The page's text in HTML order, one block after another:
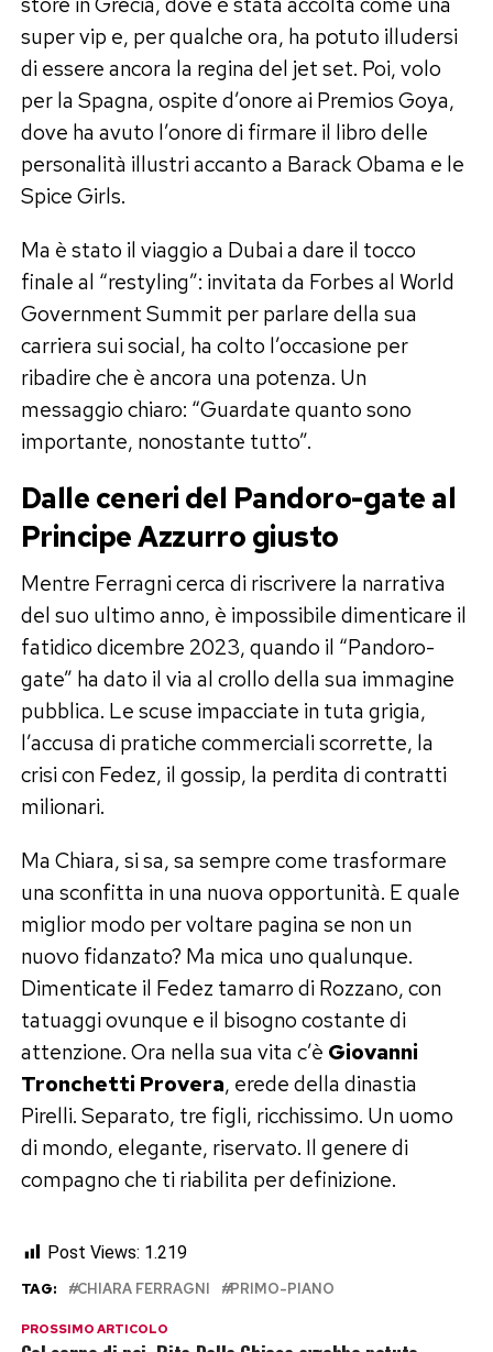
super vip e, per qualche ora, ha potuto illudersi
di essere ancora la regina del jet set. Poi, volo
per la Spagna, ospite d’onore ai Premios Goya,
dove ha avuto l’onore di firmare il libro delle
personalità illustri accanto a Barack Obama e le
Spice Girls.
Ma è stato il viaggio a Dubai a dare il tocco
finale al “restyling”: invitata da Forbes al World
Government Summit per parlare della sua
carriera sui social, ha colto l’occasione per
ribadire che è ancora una potenza. Un
messaggio chiaro: “Guardate quanto sono
importante, nonostante tutto”.
Dalle ceneri del Pandoro-gate al
Principe Azzurro giusto
Mentre Ferragni cerca di riscrivere la narrativa
del suo ultimo anno, è impossibile dimenticare il
fatidico dicembre 2023, quando il “Pandoro-
gate” ha dato il via al crollo della sua immagine
pubblica. Le scuse impacciate in tuta grigia,
l’accusa di pratiche commerciali scorrette, la
crisi con Fedez, il gossip, la perdita di contratti
milionari.
Ma Chiara, si sa, sa sempre come trasformare
una sconfitta in una nuova opportunità. E quale
miglior modo per voltare pagina se non un
nuovo fidanzato? Ma mica uno qualunque.
Dimenticate il Fedez tamarro di Rozzano, con
tatuaggi ovunque e il bisogno costante di
attenzione. Ora nella sua vita c’è Giovanni
Tronchetti Provera, erede della dinastia
Pirelli. Separato, tre figli, ricchissimo. Un uomo
di mondo, elegante, riservato. Il genere di
compagno che ti riabilita per definizione.
Post Views: 1.219
TAG: CHIARA FERRAGNI PRIMO-PIANO
PROSSIMO ARTICOLO